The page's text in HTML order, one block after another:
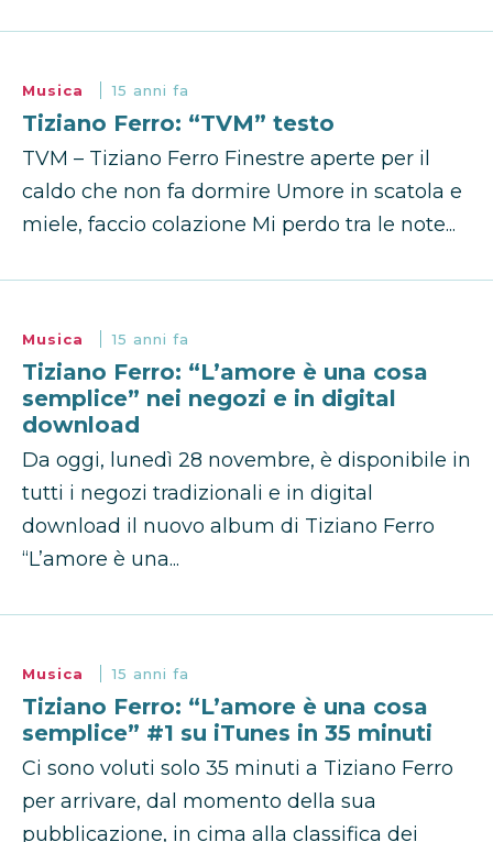
Musica 15 anni fa
Tiziano Ferro: “TVM” testo
TVM – Tiziano Ferro Finestre aperte per il
caldo che non fa dormire Umore in scatola e
miele, faccio colazione Mi perdo tra le note...
Musica 15 anni fa
Tiziano Ferro: “L’amore è una cosa
semplice” nei negozi e in digital
download
Da oggi, lunedì 28 novembre, è disponibile in
tutti i negozi tradizionali e in digital
download il nuovo album di Tiziano Ferro
“L’amore è una...
Musica 15 anni fa
Tiziano Ferro: “L’amore è una cosa
semplice” #1 su iTunes in 35 minuti
Ci sono voluti solo 35 minuti a Tiziano Ferro
per arrivare, dal momento della sua
pubblicazione, in cima alla classifica dei